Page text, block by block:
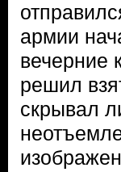
армии
вечерние
решил
скрывал